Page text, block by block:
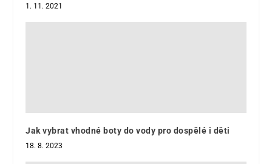
1. 11. 2021
Jak vybrat vhodné boty do vody pro dospělé i děti
18. 8. 2023